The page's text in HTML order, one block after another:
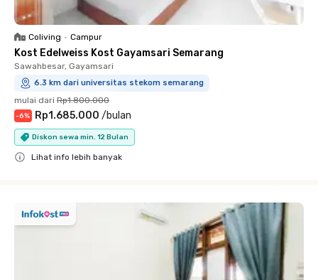
Coliving • Campur
Kost Edelweiss Kost Gayamsari Semarang
Sawahbesar, Gayamsari
6.3 km dari universitas stekom semarang
mulai dari Rp1.800.000
-6% Rp1.685.000 /bulan
Diskon sewa min. 12 Bulan
Lihat info lebih banyak